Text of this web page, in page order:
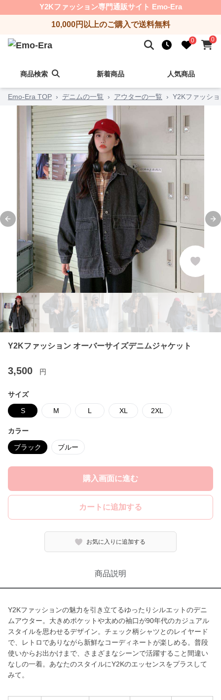
Y2Kファッション専門通販サイト Emo-Era
10,000円以上のご購入で送料無料
0 0
商品検索 新着商品 人気商品
Emo-Era TOP › デニムの一覧 › アウターの一覧 › Y2Kファッシ
Previous slide
Y2Kファッション オーバーサイズデニムジャケット
3,500 円
サイズ
S M L XL 2XL
カラー
ブラック ブルー
購入画面に進む
カートに追加する
お気に入りに追加する
商品説明
Y2Kファッションの魅力を引き立てるゆったりシルエットのデニ
ムアウター。大きめポケットや太めの袖口が90年代のカジュアル
スタイルを思わせるデザイン。チェック柄シャツとのレイヤード
で、レトロでありながら新鮮なコーディネートが楽しめる。普段
使いからお出かけまで、さまざまなシーンで活躍すること間違い
なしの一着。あなたのスタイルにY2Kのエッセンスをプラスして
みて。